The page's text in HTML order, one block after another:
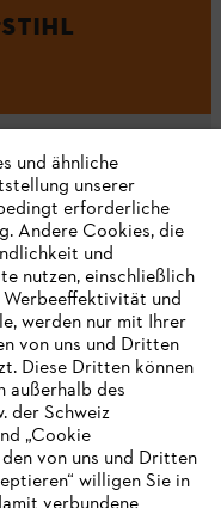
und ähnliche
unserer
erforderliche
Andere Cookies, die
und
nutzen, einschließlich
und
werden nur mit Ihrer
von uns und Dritten
Diese Dritten können
außerhalb des
der Schweiz
„Cookie
von uns und Dritten
willigen Sie in